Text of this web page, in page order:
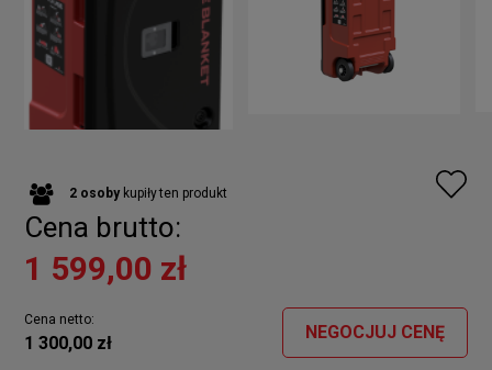
2 osoby kupiłyten produkt
Cena brutto:
1 599,00 zł
Cena netto:
1 300,00 zł
NEGOCJUJ CENĘ